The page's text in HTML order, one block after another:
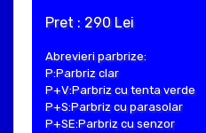
Pret : 290 Lei
Abrevieri parbrize:
P:Parbriz clar
P+V:Parbriz cu tenta verde
P+S:Parbriz cu parasolar
P+SE:Parbriz cu senzor